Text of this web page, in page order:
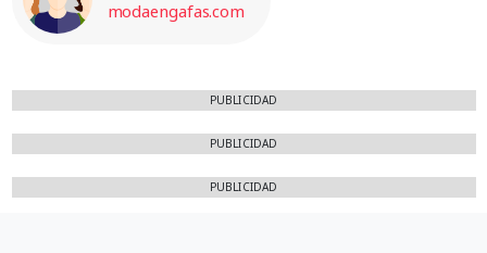
modaengafas.com
PUBLICIDAD
PUBLICIDAD
PUBLICIDAD